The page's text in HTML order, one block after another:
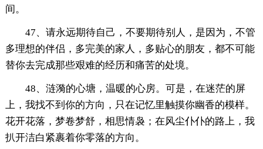
间。
47、请永远期待自己，不要期待别人，是因为，不管
多理想的伴侣，多完美的家人，多贴心的朋友，都不可能
替你去完成那些艰难的经历和痛苦的处境。
48、涟漪的心塘，温暖的心房。可是，在迷茫的屏
上，我找不到你的方向，只在记忆里触摸你幽香的模样。
花开花落，梦卷梦舒，相思情袅；在风尘仆仆的路上，我
扒开洁白紧裹着你零落的方向。